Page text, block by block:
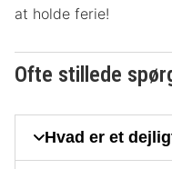
at holde ferie!
Ofte stillede
Hvad er et